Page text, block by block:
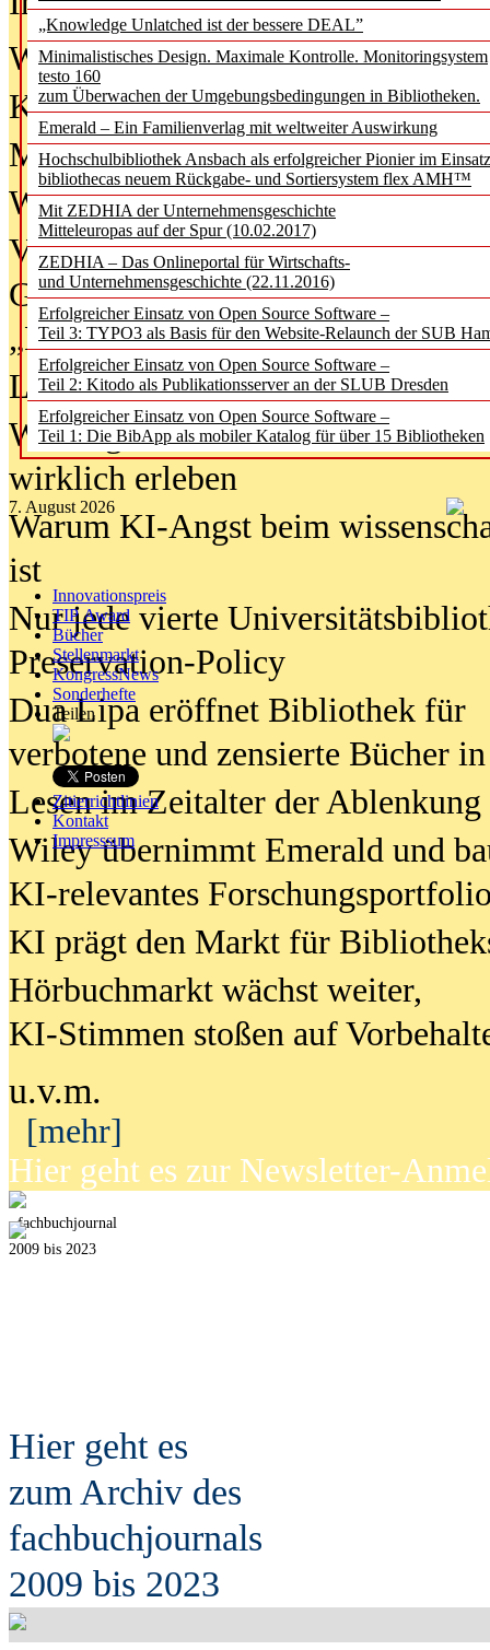
„Knowledge Unlatched ist der bessere DEAL”
Minimalistisches Design. Maximale Kontrolle. Monitoringsystem
testo 160
zum Überwachen der Umgebungsbedingungen in Bibliotheken.
Emerald – Ein Familienverlag mit weltweiter Auswirkung
Hochschulbibliothek Ansbach als erfolgreicher Pionier im
bibliothecas neuem Rückgabe- und Sortiersystem flex AMH™
Mit ZEDHIA der Unternehmensgeschichte
Mitteleuropas auf der Spur (10.02.2017)
ZEDHIA – Das Onlineportal für Wirtschafts-
und Unternehmensgeschichte (22.11.2016)
Erfolgreicher Einsatz von Open Source Software –
Teil 3: TYPO3 als Basis für den Website-Relaunch der SUB
Erfolgreicher Einsatz von Open Source Software –
Teil 2: Kitodo als Publikationsserver an der SLUB Dresden
Erfolgreicher Einsatz von Open Source Software –
Teil 1: Die BibApp als mobiler Katalog für über 15 Bibliotheken
7. August 2026
Innovationspreis
TIP Award
Bücher
Stellenmarkt
KongressNews
Sonderhefte
Teilen
Zitierrichtlinien
Kontakt
Impresssum
Was Hochschul­bibliotheken von
Kinder in der digitalen Welt
Metadaten als Infrastruktur
Wenn Bots katalogisieren
Von Abschlusskleidern bis
Geisterjagd-Ausrüstung in der
„Library of Things“ unterwegs
Lesen als Infrastrukturaufgabe
Wie Jugendliche Social Media
wirklich erleben
Warum KI-Angst beim
ist
Nur jede vierte
Preservation-Policy
Dua Lipa eröffnet Bibliothek für
verbotene und zensierte Bücher
Lesen im Zeitalter der Ablenkung
Wiley übernimmt Emerald und
KI-relevantes
KI prägt den Markt für
Hörbuchmarkt wächst weiter,
KI-Stimmen stoßen auf
u.v.m.
[mehr]
Hier geht es zur Newsletter-
fachbuchjournal
2009 bis 2023
Hier geht es
zum Archiv des
fachbuchjournals
2009 bis 2023